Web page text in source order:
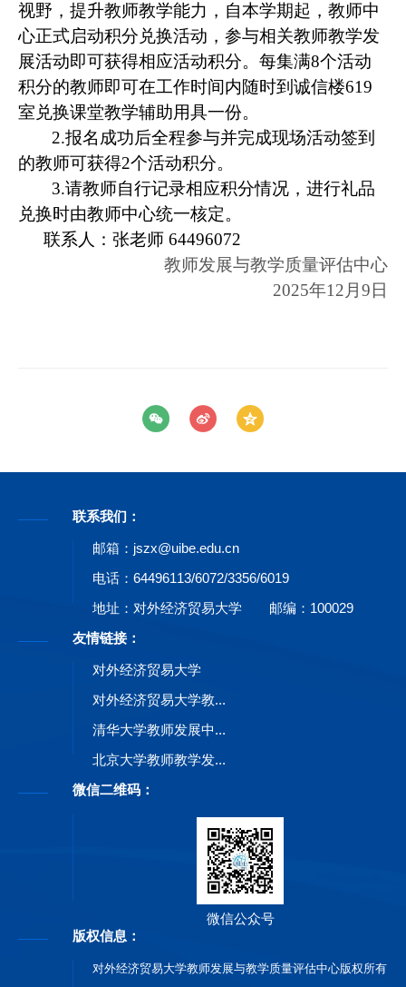
视野，提升教师教学能力，自本学期起，教师中
心正式启动积分兑换活动，参与相关教师教学发
展活动即可获得相应活动积分。每集满8个活动
积分的教师即可在工作时间内随时到诚信楼619
室兑换课堂教学辅助用具一份。
2.报名成功后全程参与并完成现场活动签到
的教师可获得2个活动积分。
3.请教师自行记录相应积分情况，进行礼品
兑换时由教师中心统一核定。
联系人：张老师 64496072
教师发展与教学质量评估中心
2025年12月 9 日
联系我们：
邮箱：jszx@uibe.edu.cn
电话：64496113/6072/3356/6019
地址：对外经济贸易大学
邮编：100029
友情链接：
对外经济贸易大学
对外经济贸易大学教...
清华大学教师发展中...
北京大学教师教学发...
微信二维码：
微信公众号
版权信息：
对外经济贸易大学教师发展与教学质量评估中心版权所有